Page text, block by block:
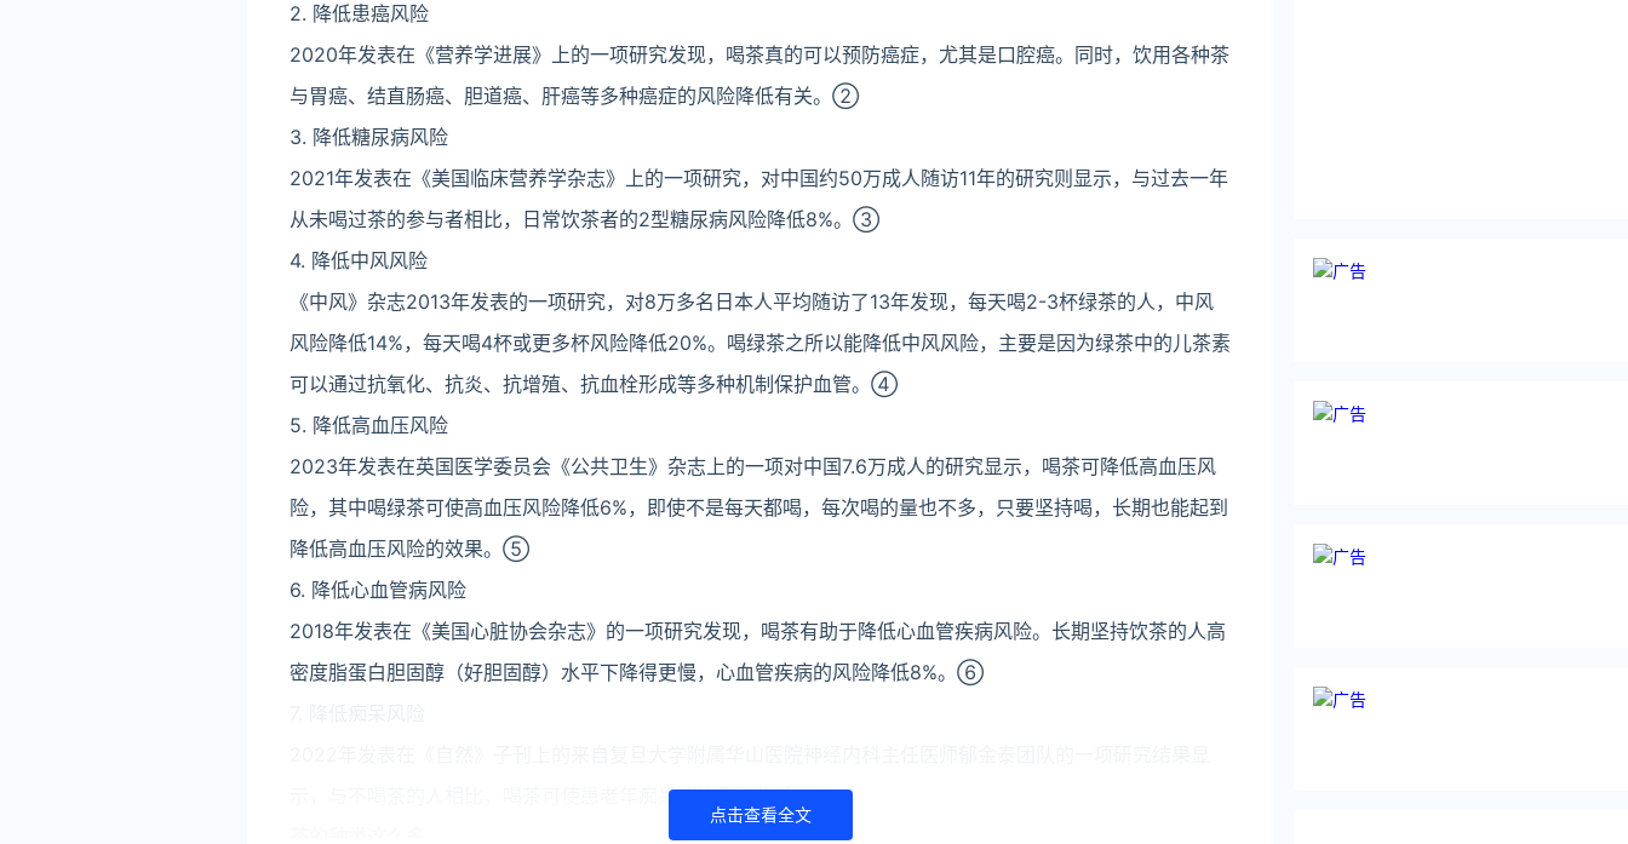
2. 降低患癌风险
2020年发表在《营养学进展》上的一项研究发现，喝茶真的可以预防癌症，尤其是口腔癌。同时，饮用各种茶
与胃癌、结直肠癌、胆道癌、肝癌等多种癌症的风险降低有关。②
3. 降低糖尿病风险
2021年发表在《美国临床营养学杂志》上的一项研究，对中国约50万成人随访11年的研究则显示，与过去一年
从未喝过茶的参与者相比，日常饮茶者的2型糖尿病风险降低8%。③
4. 降低中风风险
《中风》杂志2013年发表的一项研究，对8万多名日本人平均随访了13年发现，每天喝2-3杯绿茶的人，中风
风险降低14%，每天喝4杯或更多杯风险降低20%。喝绿茶之所以能降低中风风险，主要是因为绿茶中的儿茶素
可以通过抗氧化、抗炎、抗增殖、抗血栓形成等多种机制保护血管。④
5. 降低高血压风险
2023年发表在英国医学委员会《公共卫生》杂志上的一项对中国7.6万成人的研究显示，喝茶可降低高血压风
险，其中喝绿茶可使高血压风险降低6%，即使不是每天都喝，每次喝的量也不多，只要坚持喝，长期也能起到
降低高血压风险的效果。⑤
6. 降低心血管病风险
2018年发表在《美国心脏协会杂志》的一项研究发现，喝茶有助于降低心血管疾病风险。长期坚持饮茶的人高
密度脂蛋白胆固醇（好胆固醇）水平下降得更慢，心血管疾病的风险降低8%。⑥
示，与不喝茶的人相比，喝茶可使患老年痴呆症的风险降低16%。
点击查看全文